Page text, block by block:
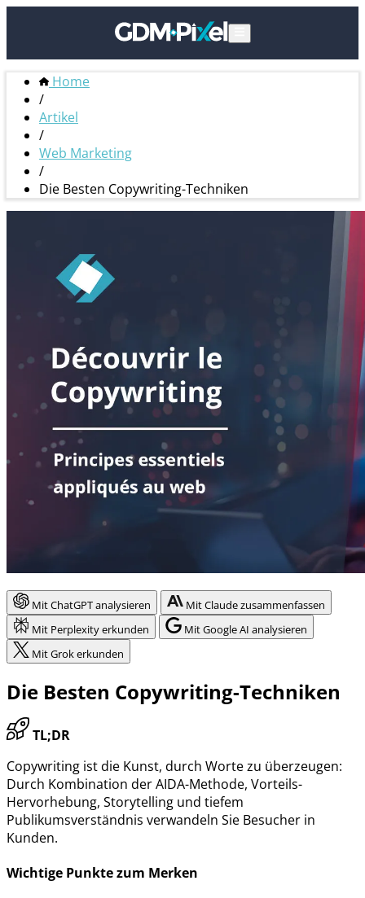
Home
/
Artikel
/
Web Marketing
/
Die Besten Copywriting-Techniken
Mit ChatGPT analysieren
Mit Claude zusammenfassen
Mit Perplexity erkunden
Mit Google AI analysieren
Mit Grok erkunden
Die Besten Copywriting-Techniken
TL;DR
Copywriting ist die Kunst, durch Worte zu überzeugen:
Durch Kombination der AIDA-Methode, Vorteils-
Hervorhebung, Storytelling und tiefem
Publikumsverständnis verwandeln Sie Besucher in
Kunden.
Wichtige Punkte zum Merken